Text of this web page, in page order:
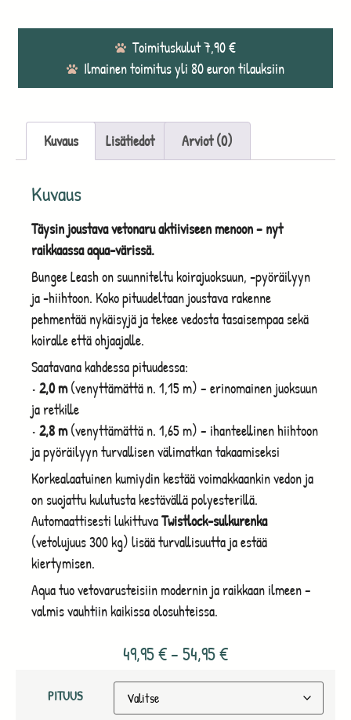
Toimituskulut 7,90 €
Ilmainen toimitus yli 80 euron tilauksiin
Kuvaus Lisätiedot Arviot (0)
Kuvaus
Täysin joustava vetonaru aktiiviseen menoon – nyt
raikkaassa aqua-värissä.
Bungee Leash on suunniteltu koirajuoksuun, -pyöräilyyn
ja -hiihtoon. Koko pituudeltaan joustava rakenne
pehmentää nykäisyjä ja tekee vedosta tasaisempaa sekä
koiralle että ohjaajalle.
Saatavana kahdessa pituudessa:
• 2,0 m(venyttämättä n. 1,15 m) – erinomainen juoksuun
ja retkille
• 2,8 m(venyttämättä n. 1,65 m) – ihanteellinen hiihtoon
ja pyöräilyyn turvallisen välimatkan takaamiseksi
Korkealaatuinen kumiydin kestää voimakkaankin vedon ja
on suojattu kulutusta kestävällä polyesterillä.
Automaattisesti lukittuvaTwistlock-sulkurenka
(vetolujuus 300 kg) lisää turvallisuutta ja estää
kiertymisen.
Aqua tuo vetovarusteisiin modernin ja raikkaan ilmeen –
valmis vauhtiin kaikissa olosuhteissa.
49,95€–54,95€
PITUUS